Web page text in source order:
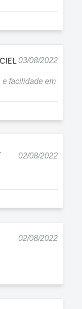
03/08/2022
e facilidade em
02/08/2022
02/08/2022